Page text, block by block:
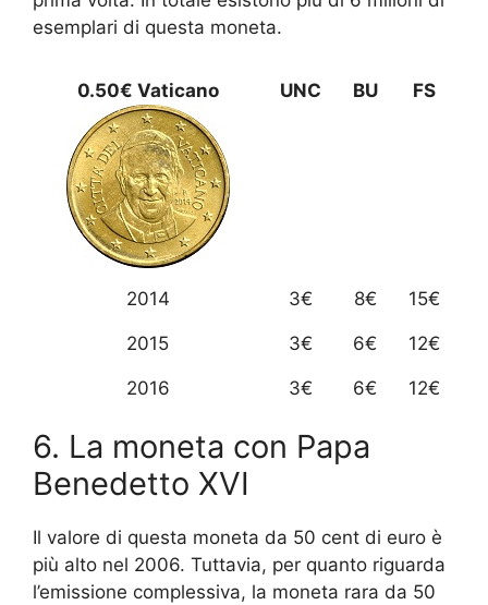
esemplari di questa moneta.
0.50€ Vaticano UNC BU FS
2014 3€ 8€ 15€
2015 3€ 6€ 12€
2016 3€ 6€ 12€
6. La moneta con Papa
Benedetto XVI
Il valore di questa moneta da 50 cent di euro è
più alto nel 2006. Tuttavia, per quanto riguarda
l’emissione complessiva, la moneta rara da 50